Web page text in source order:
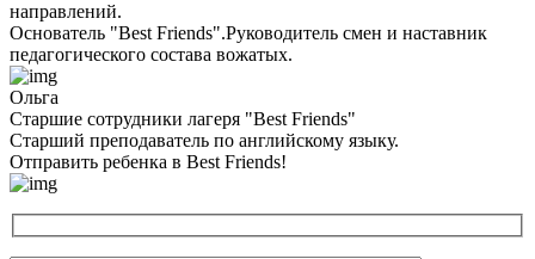
направлений.
Основатель "Best Friends".Руководитель смен и наставник
педагогического состава вожатых.
Ольга
Старшие сотрудники лагеря "Best Friends"
Cтарший преподаватель по английскому языку.
Отправить ребенка в Best Friends!